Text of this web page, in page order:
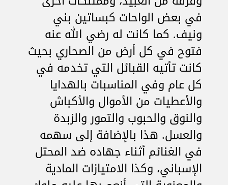
في بعض الواحات كبساتين بني
ونيف. كما كانت له رضي الله عنه
فتوح في كل أرض من الصحاري بحيث
كانت تأتيه القبائل التي تخدمه في
كل عام وفي المناسبات بالهدايا
والأعطيات من الأموال والأكباش
والنوق والحبوب والتمور والزبدة
والعسل. هذا بالإضافة إلى سهمه
في الغنائم أثناء جهاده ضد المحتل
الإسباني، وكذا الامتيازات المادية